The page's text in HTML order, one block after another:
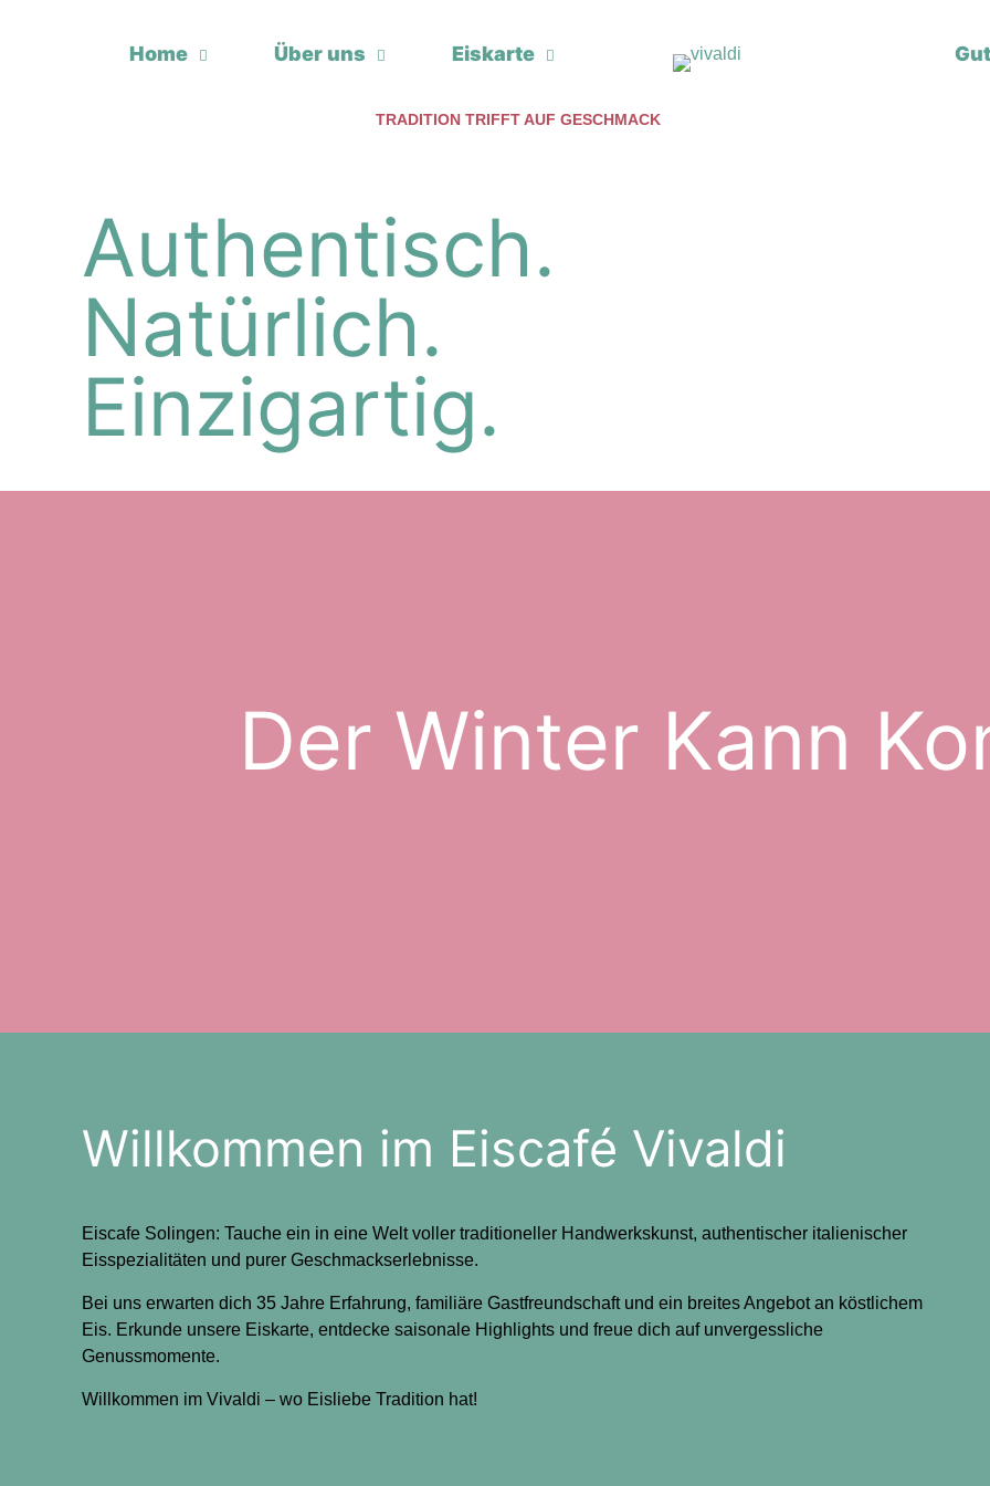
Home Über uns Eiskarte
TRADITION TRIFFT AUF GESCHMACK
Authentisch.
Natürlich.
Einzigartig.
Der Winter Kann
Willkommen im Eiscafé Vivaldi
Eiscafe Solingen: Tauche ein in eine Welt voller traditioneller Handwerkskunst, authentischer italienischer
Eisspezialitäten und purer Geschmackserlebnisse.
Bei uns erwarten dich 35 Jahre Erfahrung, familiäre Gastfreundschaft und ein breites Angebot an köstlichem
Eis. Erkunde unsere Eiskarte, entdecke saisonale Highlights und freue dich auf unvergessliche
Genussmomente.
Willkommen im Vivaldi – wo Eisliebe Tradition hat!